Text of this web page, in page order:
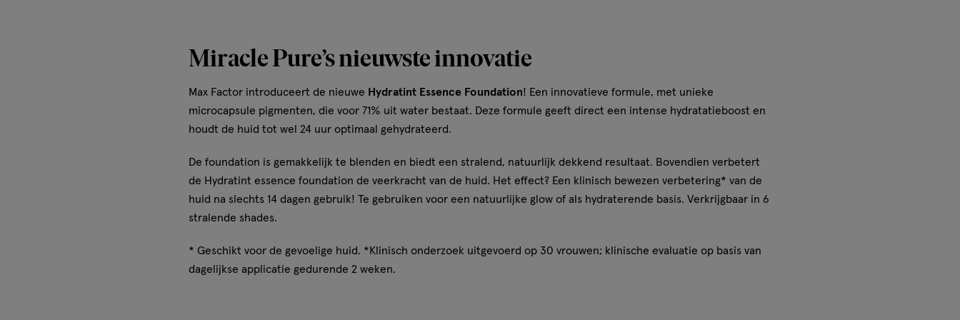
Miracle Pure’s nieuwste innovatie
Max Factor introduceert de nieuwe Hydratint Essence Foundation! Een innovatieve formule, met unieke
microcapsule pigmenten, die voor 71% uit water bestaat. Deze formule geeft direct een intense hydratatieboost en
houdt de huid tot wel 24 uur optimaal gehydrateerd.
De foundation is gemakkelijk te blenden en biedt een stralend, natuurlijk dekkend resultaat. Bovendien verbetert
de Hydratint essence foundation de veerkracht van de huid. Het effect? Een klinisch bewezen verbetering* van de
huid na slechts 14 dagen gebruik! Te gebruiken voor een natuurlijke glow of als hydraterende basis. Verkrijgbaar in 6
stralende shades.
* Geschikt voor de gevoelige huid. *Klinisch onderzoek uitgevoerd op 30 vrouwen; klinische evaluatie op basis van
dagelijkse applicatie gedurende 2 weken.